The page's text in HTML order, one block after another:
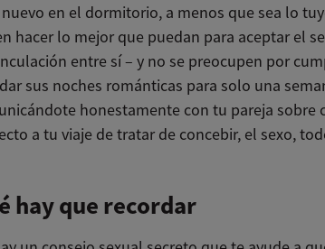
en el dormitorio, a menos que sea lo
hacer lo mejor que puedan para aceptar el
entre sí – y no se preocupen por
sus noches románticas para solo una
honestamente con tu pareja sobre
a tu viaje de tratar de concebir, el sexo,
hay que recordar